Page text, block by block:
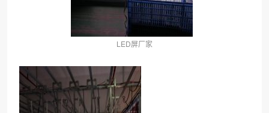
LED屏厂家